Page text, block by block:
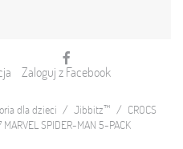
Zaloguj z Facebook
dla dzieci Jibbitz™
CROCS
SPIDER-MAN 5-PACK